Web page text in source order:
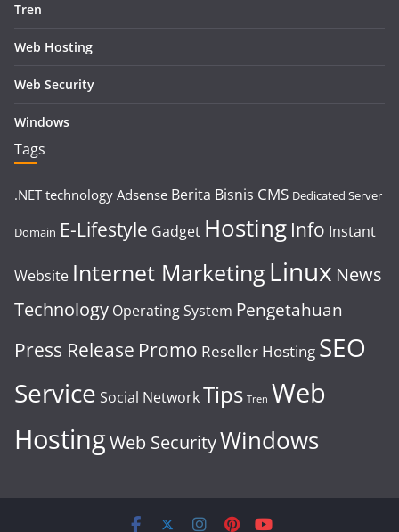
Tren
Web Hosting
Web Security
Windows
Tags
.NET technology Adsense Berita Bisnis CMS Dedicated Server
Domain E-Lifestyle Gadget Hosting Info Instant
Website Internet Marketing Linux News
Technology Operating System Pengetahuan
Press Release Promo Reseller Hosting SEO
Service Social NetworkTips Tren Web
HostingWeb SecurityWindows